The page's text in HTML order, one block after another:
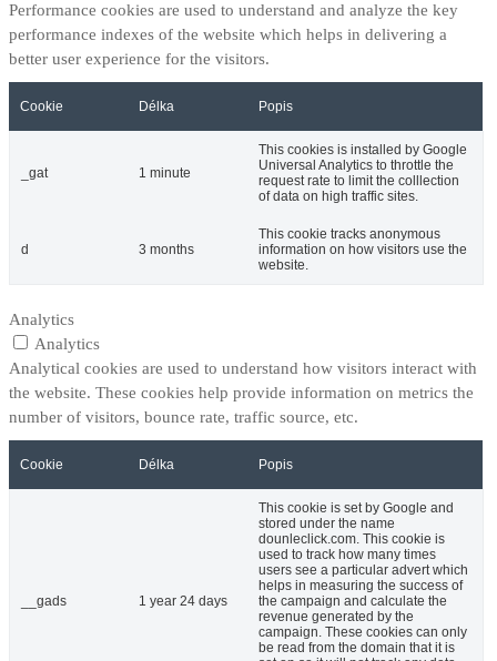
Performance cookies are used to understand and analyze the key
performance indexes of the website which helps in delivering a
better user experience for the visitors.
Cookie Délka Popis
_gat 1 minute
This cookies is installed by Google
Universal Analytics to throttle the
request rate to limit the colllection
of data on high traffic sites.
d 3 months
This cookie tracks anonymous
information on how visitors use the
website.
Analytics
Analytics
Analytical cookies are used to understand how visitors interact with
the website. These cookies help provide information on metrics the
number of visitors, bounce rate, traffic source, etc.
Cookie Délka Popis
__gads 1 year 24 days
This cookie is set by Google and
stored under the name
dounleclick.com. This cookie is
used to track how many times
users see a particular advert which
helps in measuring the success of
the campaign and calculate the
revenue generated by the
campaign. These cookies can only
be read from the domain that it is